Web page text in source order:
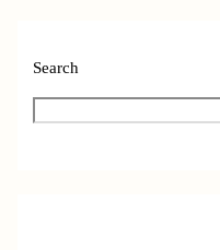
Search